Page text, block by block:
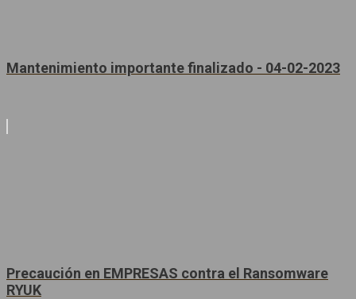
Mantenimiento importante finalizado - 04-02-2023
Precaución en EMPRESAS contra el Ransomware
RYUK